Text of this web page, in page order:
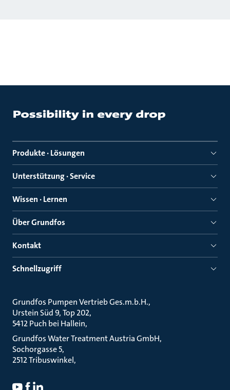
Produkte · Lösungen
Unterstützung · Service
Wissen · Lernen
Über Grundfos
Kontakt
Schnellzugriff
Grundfos Pumpen Vertrieb Ges.m.b.H.
Urstein Süd 9, Top 202
5412 Puch bei Hallein
Grundfos Water Treatment Austria GmbH
Sochorgasse 5
2512 Tribuswinkel